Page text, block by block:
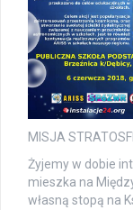
MISJA
Żyjemy w dobie
mieszka na
własną stopą na